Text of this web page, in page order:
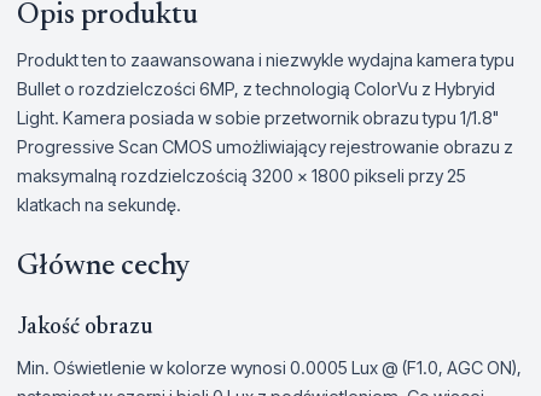
Opis produktu
Produkt ten to zaawansowana i niezwykle wydajna kamera typu
Bullet o rozdzielczości 6MP, z technologią ColorVu z Hybryid
Light. Kamera posiada w sobie przetwornik obrazu typu 1/1.8"
Progressive Scan CMOS umożliwiający rejestrowanie obrazu z
maksymalną rozdzielczością 3200 × 1800 pikseli przy 25
klatkach na sekundę.
Główne cechy
Jakość obrazu
Min. Oświetlenie w kolorze wynosi 0.0005 Lux @ (F1.0, AGC ON),